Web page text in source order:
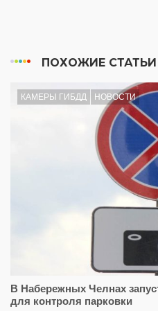
ПОХОЖИЕ СТАТЬИ
КАМЕРЫ ГИБДД НОВОСТИ
В Набережных Челнах
для контроля парковки